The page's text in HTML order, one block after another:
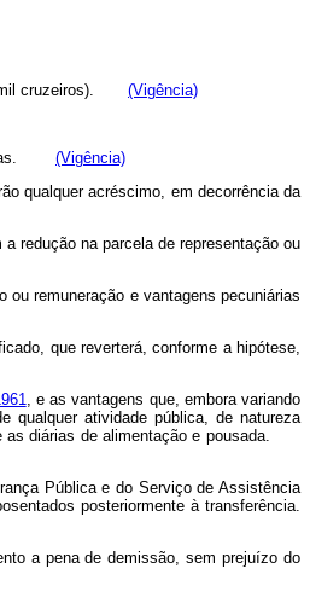
mil cruzeiros). (Vigência)
(Vigência)
qualquer acréscimo, em decorrência da
redução na parcela de representação ou
remuneração e vantagens pecuniárias
que reverterá, conforme a hipótese,
, e as vantagens que, embora variando
qualquer atividade pública, de natureza
e as diárias de alimentação e pousada.
Pública e do Serviço de Assistência
posteriormente à transferência.
a pena de demissão, sem prejuízo do